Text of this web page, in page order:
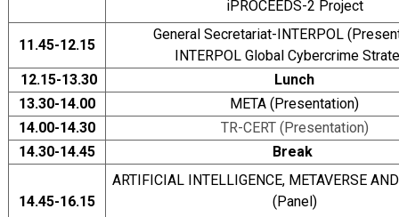
iPROCEEDS-2 Project
11.45-12.15
General Secretariat-INTERPOL
INTERPOL Global Cybercrime
12.15-13.30
Lunch
13.30-14.00
META (Presentation)
14.00-14.30
TR-CERT (Presentation)
14.30-14.45
Break
14.45-16.15
ARTIFICIAL INTELLIGENCE, METAVERSE
(Panel)